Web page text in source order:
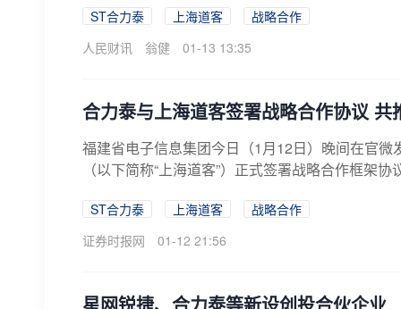
ST合力泰 上海道客
战略合作
人民财讯
翁健 01-13 13:35
合力泰与上海道客签署战略合作协议 共
福建省电子信息集团今日（1月12日）晚间在官
（以下简称“上海道客”）正式签署战略合作框架
ST合力泰 上海道客
战略合作
证券时报网
01-12 21:56